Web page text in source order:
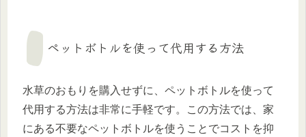
ペットボトルを使って代用する方法
水草のおもりを購入せずに、ペットボトルを使って
代用する方法は非常に手軽です。この方法では、家
にある不要なペットボトルを使うことでコストを抑